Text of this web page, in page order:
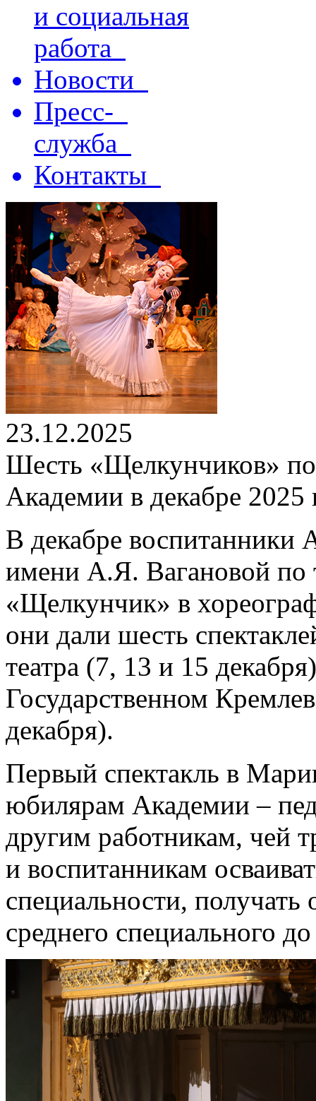
и социальная
работа
Новости
Пресс-
служба
Контакты
23.12.2025
Шесть «Щелкунчиков»
Академии в декабре 2025
В декабре воспитанники
имени А.Я. Вагановой по
«Щелкунчик» в
они дали шесть
театра (7, 13 и 15
Государственном
декабря).
Первый спектакль в
юбилярам Академии –
другим работникам, чей
и воспитанникам
специальности, получать
среднего специального